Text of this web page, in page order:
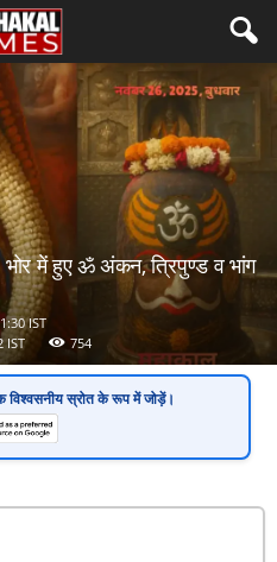
भोर में हुए ॐ अंकन, त्रिपुण्ड व भांग
IST
IST
754
विश्वसनीय स्रोतके रूप में जोड़ें।